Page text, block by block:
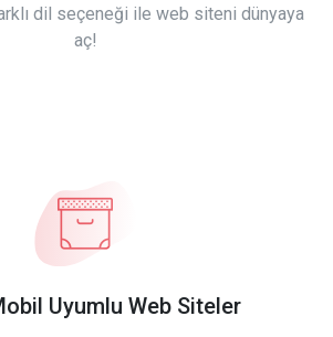
dil seçeneği ile web siteni dünyaya
aç!
Uyumlu Web Siteler